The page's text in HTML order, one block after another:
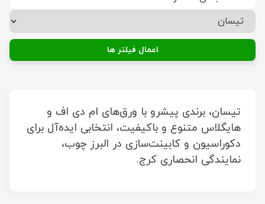
اعمال فیلتر ها
تیسان، برندی پیشرو با ورق‌های ام دی اف و
هایگلاس متنوع و باکیفیت، انتخابی ایده‌آل برای
دکوراسیون و کابینت‌سازی در البرز چوب،
نمایندگی انحصاری کرج.